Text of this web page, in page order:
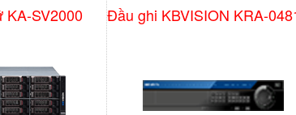
KA-SV2000 Đầu ghi KBVISION KRA-